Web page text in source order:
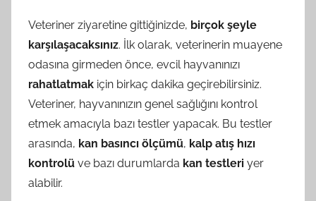
Veteriner ziyaretine gittiğinizde, birçok şeyle
karşılaşacaksınız. İlk olarak, veterinerin muayene
odasına girmeden önce, evcil hayvanınızı
rahatlatmak için birkaç dakika geçirebilirsiniz.
Veteriner, hayvanınızın genel sağlığını kontrol
etmek amacıyla bazı testler yapacak. Bu testler
arasında, kan basıncı ölçümü, kalp atış hızı
kontrolü ve bazı durumlarda kan testleri yer
alabilir.